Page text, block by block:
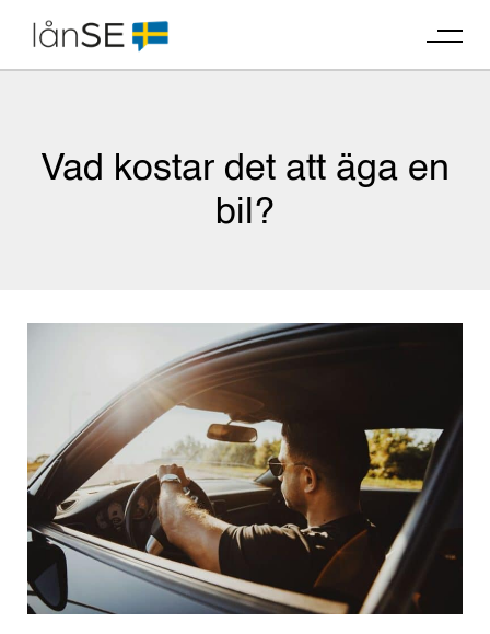
content
Vad kostar det att äga en
bil?